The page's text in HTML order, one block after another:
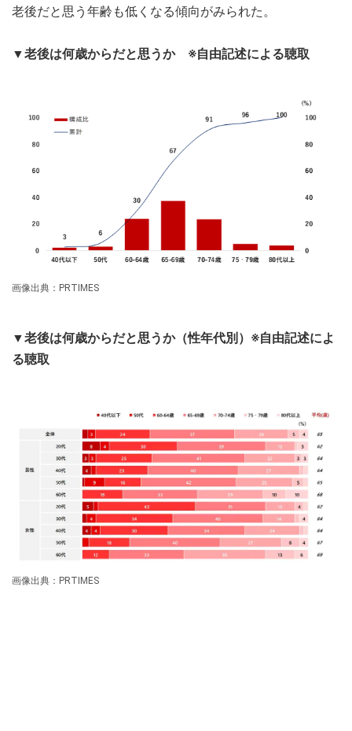
老後だと思う年齢も低くなる傾向がみられた。
▼老後は何歳からだと思うか ※自由記述による聴取
画像出典：PRTIMES
▼老後は何歳からだと思うか（性年代別）※自由記述によ
る聴取
画像出典：PRTIMES